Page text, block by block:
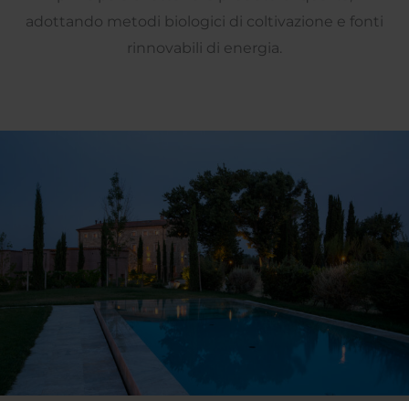
adottando metodi biologici di coltivazione e fonti
rinnovabili di energia.